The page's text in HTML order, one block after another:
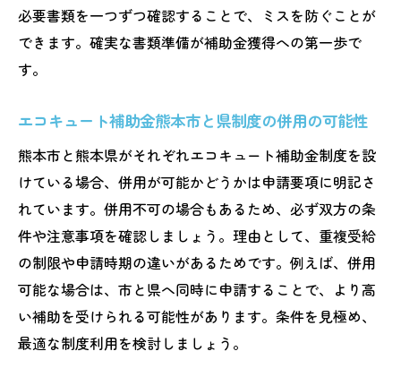
必要書類を一つずつ確認することで、ミスを防ぐことが
できます。確実な書類準備が補助金獲得への第一歩で
す。
エコキュート補助金熊本市と県制度の併用の可能性
熊本市と熊本県がそれぞれエコキュート補助金制度を設
けている場合、併用が可能かどうかは申請要項に明記さ
れています。併用不可の場合もあるため、必ず双方の条
件や注意事項を確認しましょう。理由として、重複受給
の制限や申請時期の違いがあるためです。例えば、併用
可能な場合は、市と県へ同時に申請することで、より高
い補助を受けられる可能性があります。条件を見極め、
最適な制度利用を検討しましょう。